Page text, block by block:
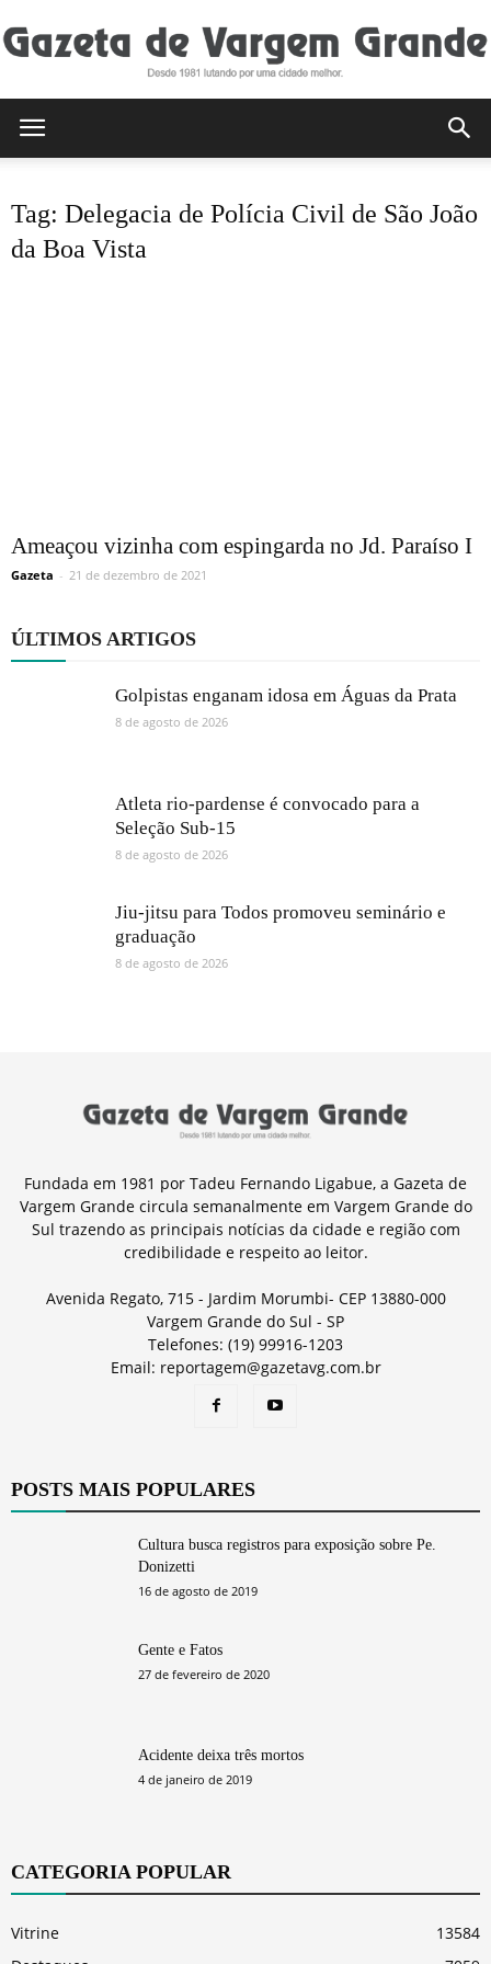
Tag: Delegacia de Polícia Civil de São João
da Boa Vista
Ameaçou vizinha com espingarda no Jd. Paraíso I
Gazeta - 21 de dezembro de 2021
ÚLTIMOS ARTIGOS
Golpistas enganam idosa em Águas da Prata
8 de agosto de 2026
Atleta rio-pardense é convocado para a
Seleção Sub-15
8 de agosto de 2026
Jiu-jitsu para Todos promoveu seminário e
graduação
8 de agosto de 2026
Fundada em 1981 por Tadeu Fernando Ligabue, a Gazeta de
Vargem Grande circula semanalmente em Vargem Grande do
Sul trazendo as principais notícias da cidade e região com
credibilidade e respeito ao leitor.
Avenida Regato, 715 - Jardim Morumbi- CEP 13880-000
Vargem Grande do Sul - SP
Telefones: (19) 99916-1203
Email: reportagem@gazetavg.com.br
POSTS MAIS POPULARES
Cultura busca registros para exposição sobre Pe.
Donizetti
16 de agosto de 2019
Gente e Fatos
27 de fevereiro de 2020
Acidente deixa três mortos
4 de janeiro de 2019
CATEGORIA POPULAR
Vitrine
13584